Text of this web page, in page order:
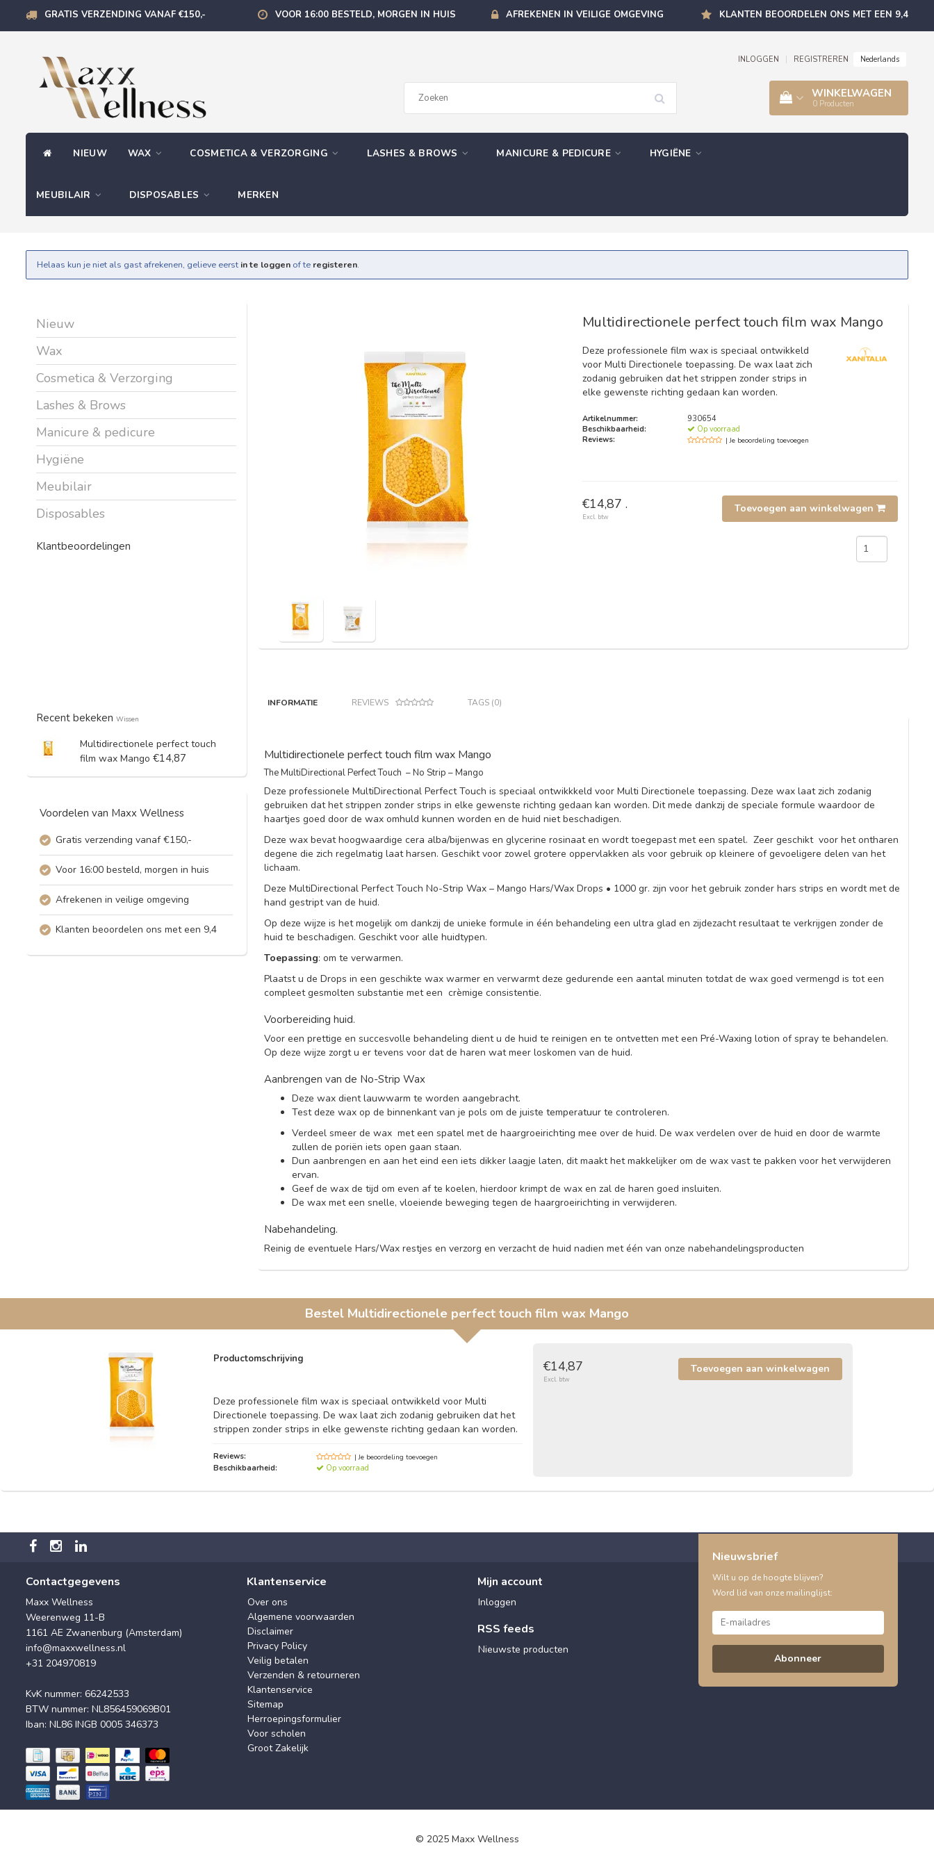
GRATIS VERZENDING VANAF €150,- VOOR 16:00 BESTELD, MORGEN IN HUIS AFREKENEN IN VEILIGE OMGEVING KLANTEN BEOORDELEN ONS MET EEN 9,4
INLOGGEN REGISTREREN Nederlands
WINKELWAGEN
0 Producten
NIEUW WAX COSMETICA & VERZORGING LASHES & BROWS MANICURE & PEDICURE HYGIËNE
MEUBILAIR DISPOSABLES MERKEN
Helaas kun je niet als gast afrekenen, gelieve eerst in te loggen of te registeren.
Nieuw
Wax
Cosmetica & Verzorging
Lashes & Brows
Manicure & pedicure
Hygiëne
Meubilair
Disposables
Klantbeoordelingen
Recent bekeken Wissen
Multidirectionele perfect touch
film wax Mango €14,87
Voordelen van Maxx Wellness
Gratis verzending vanaf €150,-
Voor 16:00 besteld, morgen in huis
Afrekenen in veilige omgeving
Klanten beoordelen ons met een 9,4
Multidirectionele perfect touch film wax Mango
Deze professionele film wax is speciaal ontwikkeld
voor Multi Directionele toepassing. De wax laat zich
zodanig gebruiken dat het strippen zonder strips in
elke gewenste richting gedaan kan worden.
Artikelnummer:
930654
Beschikbaarheid:
Op voorraad
Reviews:
| Je beoordeling toevoegen
€14,87 .
Excl. btw
Toevoegen aan winkelwagen
INFORMATIE REVIEWS TAGS (0)
Multidirectionele perfect touch film wax Mango
The MultiDirectional Perfect Touch – No Strip – Mango
Deze professionele MultiDirectional Perfect Touch is speciaal ontwikkkeld voor Multi Directionele toepassing. Deze wax laat zich zodanig
gebruiken dat het strippen zonder strips in elke gewenste richting gedaan kan worden. Dit mede dankzij de speciale formule waardoor de
haartjes goed door de wax omhuld kunnen worden en de huid niet beschadigen.
Deze wax bevat hoogwaardige cera alba/bijenwas en glycerine rosinaat en wordt toegepast met een spatel. Zeer geschikt voor het ontharen
degene die zich regelmatig laat harsen. Geschikt voor zowel grotere oppervlakken als voor gebruik op kleinere of gevoeligere delen van het
lichaam.
Deze MultiDirectional Perfect Touch No-Strip Wax – Mango Hars/Wax Drops • 1000 gr. zijn voor het gebruik zonder hars strips en wordt met de
hand gestript van de huid.
Op deze wijze is het mogelijk om dankzij de unieke formule in één behandeling een ultra glad en zijdezacht resultaat te verkrijgen zonder de
huid te beschadigen. Geschikt voor alle huidtypen.
Toepassing: om te verwarmen.
Plaatst u de Drops in een geschikte wax warmer en verwarmt deze gedurende een aantal minuten totdat de wax goed vermengd is tot een
compleet gesmolten substantie met een crèmige consistentie.
Voorbereiding huid.
Voor een prettige en succesvolle behandeling dient u de huid te reinigen en te ontvetten met een Pré-Waxing lotion of spray te behandelen.
Op deze wijze zorgt u er tevens voor dat de haren wat meer loskomen van de huid.
Aanbrengen van de No-Strip Wax
Deze wax dient lauwwarm te worden aangebracht.
Test deze wax op de binnenkant van je pols om de juiste temperatuur te controleren.
Verdeel smeer de wax met een spatel met de haargroeirichting mee over de huid. De wax verdelen over de huid en door de warmte
zullen de poriën iets open gaan staan.
Dun aanbrengen en aan het eind een iets dikker laagje laten, dit maakt het makkelijker om de wax vast te pakken voor het verwijderen
ervan.
Geef de wax de tijd om even af te koelen, hierdoor krimpt de wax en zal de haren goed insluiten.
De wax met een snelle, vloeiende beweging tegen de haargroeirichting in verwijderen.
Nabehandeling.
Reinig de eventuele Hars/Wax restjes en verzorg en verzacht de huid nadien met één van onze nabehandelingsproducten
Bestel Multidirectionele perfect touch film wax Mango
Productomschrijving
Deze professionele film wax is speciaal ontwikkeld voor Multi
Directionele toepassing. De wax laat zich zodanig gebruiken dat het
strippen zonder strips in elke gewenste richting gedaan kan worden.
Reviews: | Je beoordeling toevoegen
Beschikbaarheid: Op voorraad
€14,87
Excl. btw
Contactgegevens
Maxx Wellness
Weerenweg 11-B
1161 AE Zwanenburg (Amsterdam)
info@maxxwellness.nl
+31 204970819
KvK nummer: 66242533
BTW nummer: NL856459069B01
Iban: NL86 INGB 0005 346373
Klantenservice
Over ons
Algemene voorwaarden
Disclaimer
Privacy Policy
Veilig betalen
Verzenden & retourneren
Klantenservice
Sitemap
Herroepingsformulier
Voor scholen
Groot Zakelijk
Mijn account
Inloggen
RSS feeds
Nieuwste producten
Nieuwsbrief
Wilt u op de hoogte blijven?
Word lid van onze mailinglijst:
Abonneer
© 2025 Maxx Wellness